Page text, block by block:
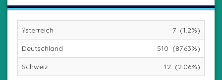
?sterreich 7 (1.2%)
Deutschland 510 (87.63%)
Schweiz 12 (2.06%)